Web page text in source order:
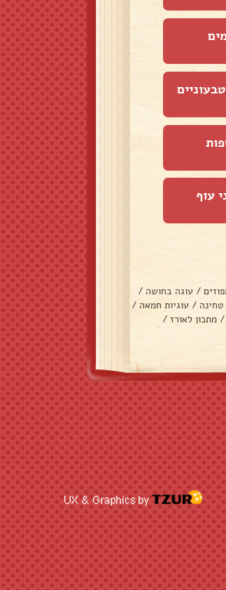
עוף
/ עוגה בחושה /
טחינה / עוגיות חמאה /
/ מתכון לאורז /